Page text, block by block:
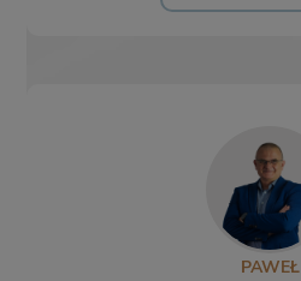
PAWEŁ